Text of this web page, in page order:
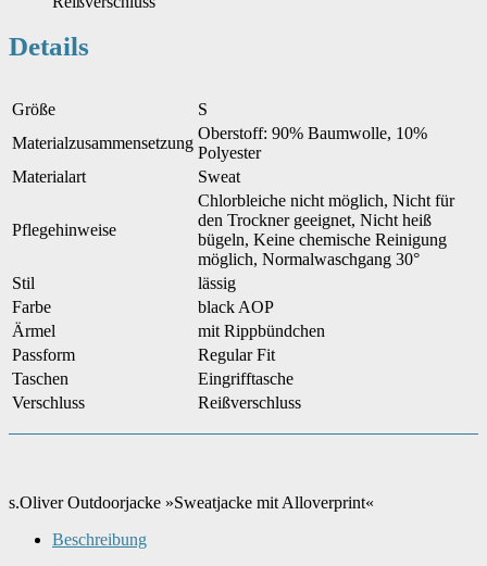
Details
Größe
S
Materialzusammensetzung
Oberstoff: 90% Baumwolle, 10%
Polyester
Materialart
Sweat
Pflegehinweise
Chlorbleiche nicht möglich, Nicht für
den Trockner geeignet, Nicht heiß
bügeln, Keine chemische Reinigung
möglich, Normalwaschgang 30°
Stil
lässig
Farbe
black AOP
Ärmel
mit Rippbündchen
Passform
Regular Fit
Taschen
Eingrifftasche
Verschluss
Reißverschluss
s.Oliver Outdoorjacke »Sweatjacke mit Alloverprint«
Beschreibung